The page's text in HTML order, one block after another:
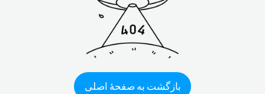
بازگشت به صفحهٔ اصلی